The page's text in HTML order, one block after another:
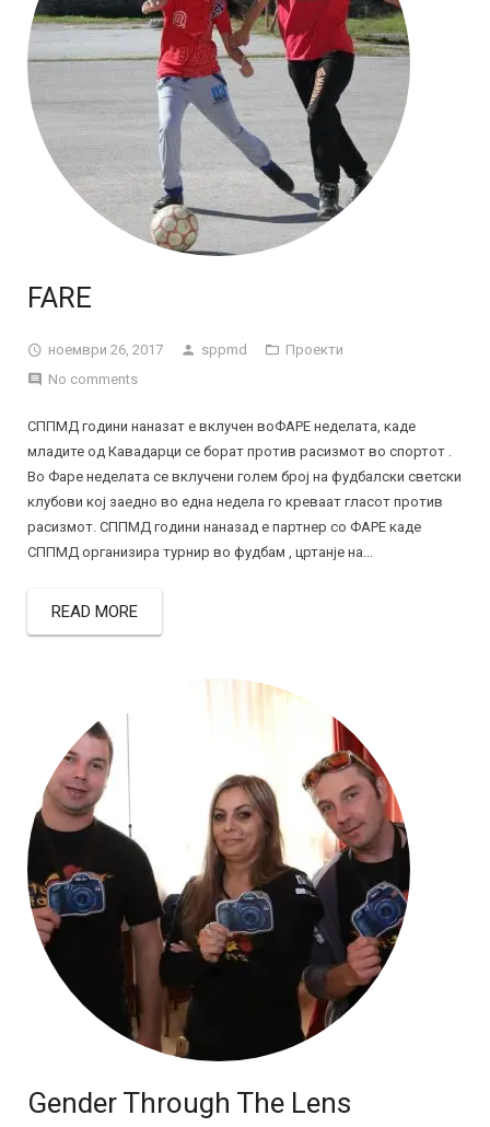
FARE
ноември 26, 2017 sppmd
Проекти
No comments
СППМД години наназат е вклучен воФАРЕ неделата, каде
младите од Кавадарци се борат против расизмот во спортот .
Во Фаре неделата се вклучени голем број на фудбалски светски
клубови кој заедно во една недела го креваат гласот против
расизмот. СППМД години наназад е партнер со ФАРЕ каде
СППМД организира турнир во фудбам , цртанје на...
READ MORE
Gender Through The Lens